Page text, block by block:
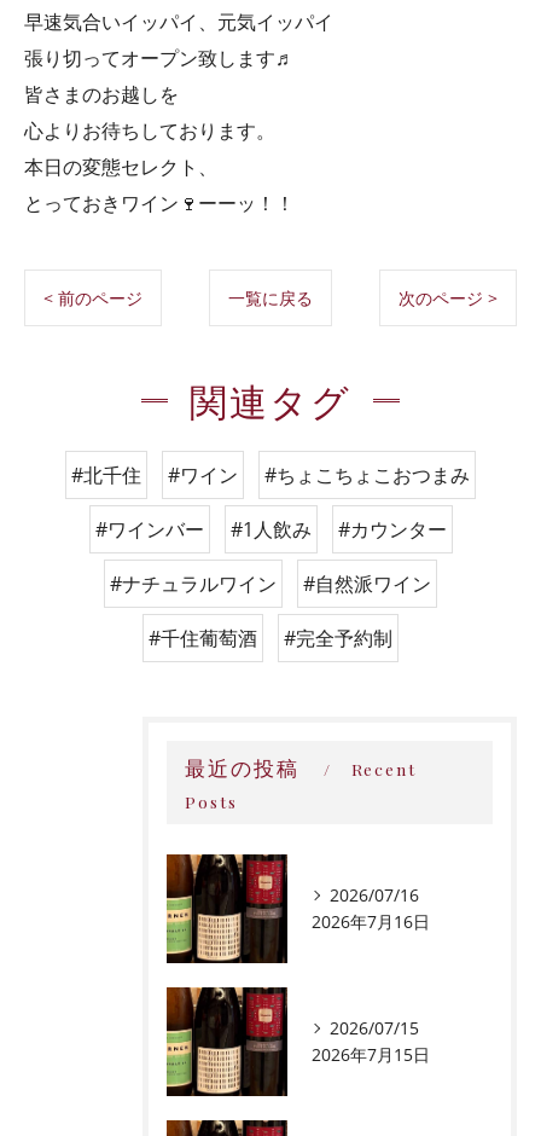
早速気合いイッパイ、元気イッパイ
張り切ってオープン致します♬
皆さまのお越しを
心よりお待ちしております。
本日の変態セレクト、
とっておきワイン🍷ーーッ！！
< 前のページ 一覧に戻る 次のページ >
関連タグ
#北千住 #ワイン #ちょこちょこおつまみ
#ワインバー #1人飲み #カウンター
#ナチュラルワイン #自然派ワイン
#千住葡萄酒 #完全予約制
最近の投稿
Recent
Posts
2026/07/16
2026年7月16日
2026/07/15
2026年7月15日